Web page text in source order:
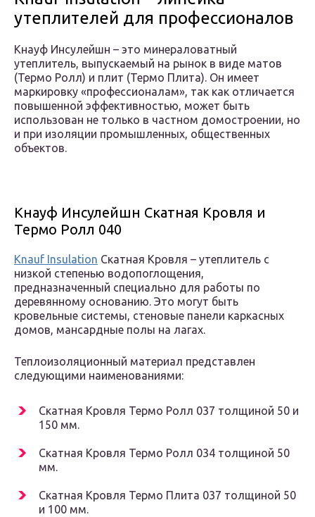
утеплителей для профессионалов
Кнауф Инсулейшн – это минераловатный
утеплитель, выпускаемый на рынок в виде матов
(Термо Ролл) и плит (Термо Плита). Он имеет
маркировку «профессионалам», так как отличается
повышенной эффективностью, может быть
использован не только в частном домостроении, но
и при изоляции промышленных, общественных
объектов.
Кнауф Инсулейшн Скатная Кровля и
Термо Ролл 040
Knauf Insulation Скатная Кровля – утеплитель с
низкой степенью водопоглощения,
предназначенный специально для работы по
деревянному основанию. Это могут быть
кровельные системы, стеновые панели каркасных
домов, мансардные полы на лагах.
Теплоизоляционный материал представлен
следующими наименованиями:
Скатная Кровля Термо Ролл 037 толщиной 50 и
150 мм.
Скатная Кровля Термо Ролл 034 толщиной 50
мм.
Скатная Кровля Термо Плита 037 толщиной 50
и 100 мм.